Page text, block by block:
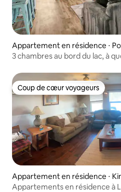
Appartement en résidence ⋅
3 chambres au bord du lac, à
Coup de cœur voyageurs
Coup de cœur voyageurs
Appartement en résidence ⋅
Appartements en résidence à Lake